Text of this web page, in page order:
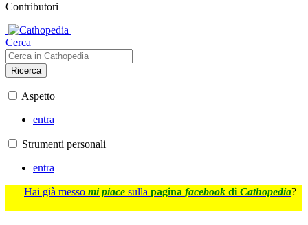
Contributori
Cerca
Ricerca
Aspetto
entra
Strumenti personali
entra
Hai già messo mi piace sulla pagina facebook di Cathopedia?